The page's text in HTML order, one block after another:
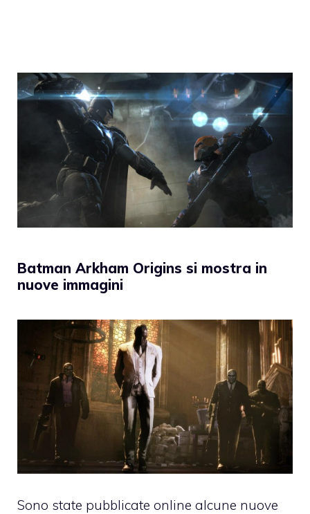
Batman Arkham Origins si mostra in
nuove immagini
Sono state pubblicate online alcune nuove